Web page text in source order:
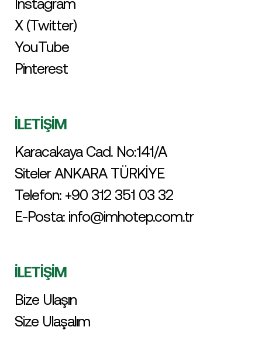
Instagram
X (Twitter)
YouTube
Pinterest
İLETİŞİM
Karacakaya Cad. No:141/A
Siteler ANKARA TÜRKİYE
Telefon: +90 312 351 03 32
E-Posta: info@imhotep.com.tr
İLETİŞİM
Bize Ulaşın
Size Ulaşalım